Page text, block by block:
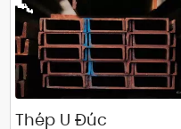
Thép U Đúc